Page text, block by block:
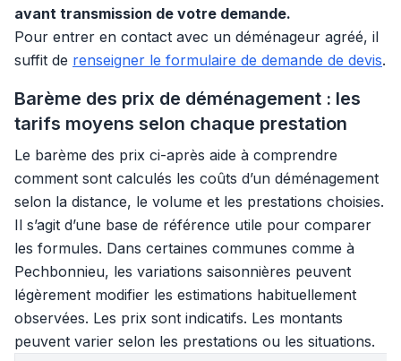
avant transmission de votre demande.
Pour entrer en contact avec un déménageur agréé, il
suffit de renseigner le formulaire de demande de devis.
Barème des prix de déménagement : les
tarifs moyens selon chaque prestation
Le barème des prix ci-après aide à comprendre
comment sont calculés les coûts d’un déménagement
selon la distance, le volume et les prestations choisies.
Il s’agit d’une base de référence utile pour comparer
les formules. Dans certaines communes comme à
Pechbonnieu, les variations saisonnières peuvent
légèrement modifier les estimations habituellement
observées. Les prix sont indicatifs. Les montants
peuvent varier selon les prestations ou les situations.